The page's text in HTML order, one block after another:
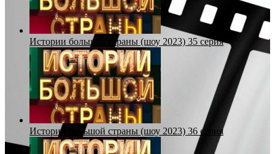
Истории большой страны (шоу 2023) 35 серия
Истории большой страны (шоу 2023) 36 серия